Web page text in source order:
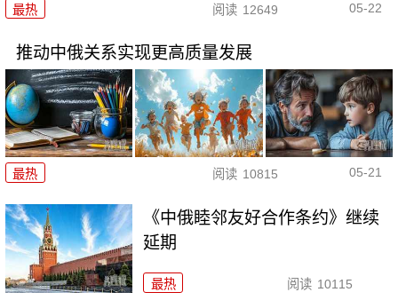
最热 阅读 12649 05-22
推动中俄关系实现更高质量发展
最热 阅读 10815 05-21
《中俄睦邻友好合作条约》继续
延期
最热 阅读 10115